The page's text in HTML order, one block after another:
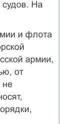
На
и флота
армии,
от
не